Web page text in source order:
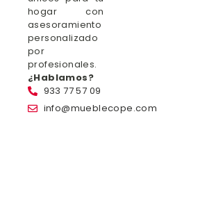
hogar con
asesoramiento
personalizado
por
profesionales.
¿Hablamos?
933 77 57 09
info@mueblecope.com